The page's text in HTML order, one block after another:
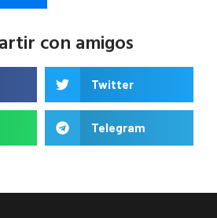
con amigos
Twitter
Telegram